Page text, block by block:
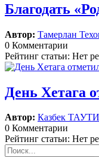
Благодать
Автор: Тамерлан
0 Комментарии
Рейтинг статьи: Нет
День Хетага
Автор: Казбек
0 Комментарии
Рейтинг статьи: Нет